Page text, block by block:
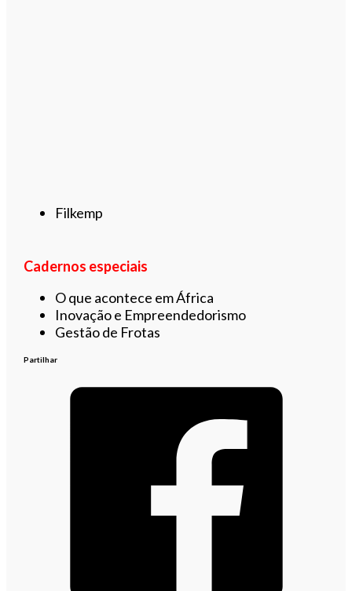
Filkemp
Cadernos especiais
O que acontece em África
Inovação e Empreendedorismo
Gestão de Frotas
Partilhar